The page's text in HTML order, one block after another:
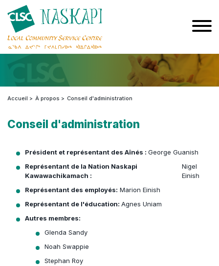
Accueil À propos Conseil d'administration
Conseil d'administration
Président et représentant des Aînés : George Guanish
Représentant de la Nation Naskapi
Kawawachikamach :
Nigel
Einish
Représentant des employés: Marion Einish
Représentant de l'éducation: Agnes Uniam
Autres membres:
Glenda Sandy
Noah Swappie
Stephan Roy